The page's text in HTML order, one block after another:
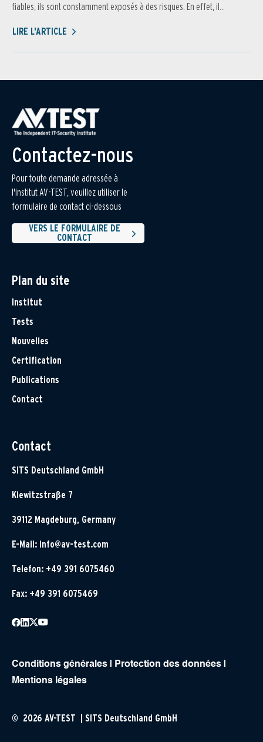
fiables, ils sont constamment exposés à des risques. En effet, il...
LIRE L'ARTICLE
Contactez-nous
Pour toute demande adressée à
l'institut AV-TEST, veuillez utiliser le
formulaire de contact ci-dessous
VERS LE FORMULAIRE DE
CONTACT
Plan du site
Institut
Tests
Nouvelles
Certification
Publications
Contact
Contact
SITS Deutschland GmbH
Klewitzstraße 7
39112 Magdeburg, Germany
E-Mail: info@av-test.com
Telefon: +49 391 6075460
Fax: +49 391 6075469
Conditions générales | Protection des données |
Mentions légales
© 2026 AV-TEST | SITS Deutschland GmbH